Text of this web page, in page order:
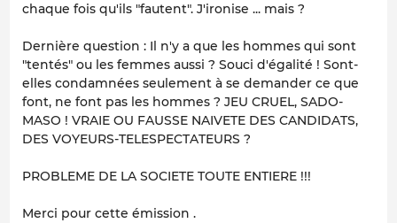
chaque fois qu'ils "fautent". J'ironise ... mais ?
Dernière question : Il n'y a que les hommes qui sont
"tentés" ou les femmes aussi ? Souci d'égalité ! Sont-
elles condamnées seulement à se demander ce que
font, ne font pas les hommes ? JEU CRUEL, SADO-
MASO ! VRAIE OU FAUSSE NAIVETE DES CANDIDATS,
DES VOYEURS-TELESPECTATEURS ?
PROBLEME DE LA SOCIETE TOUTE ENTIERE !!!
Merci pour cette émission .